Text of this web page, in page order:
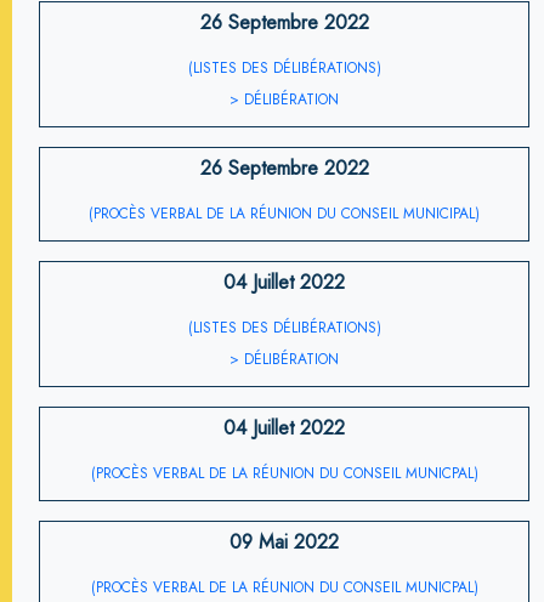
26 Septembre 2022
(LISTES DES DÉLIBÉRATIONS)
> DÉLIBÉRATION
26 Septembre 2022
(PROCÈS VERBAL DE LA RÉUNION DU CONSEIL MUNICIPAL)
04 Juillet 2022
(LISTES DES DÉLIBÉRATIONS)
> DÉLIBÉRATION
04 Juillet 2022
(PROCÈS VERBAL DE LA RÉUNION DU CONSEIL MUNICPAL)
09 Mai 2022
(PROCÈS VERBAL DE LA RÉUNION DU CONSEIL MUNICPAL)